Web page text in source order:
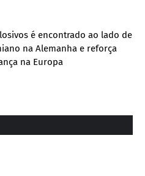
é encontrado ao lado de
na Alemanha e reforça
na Europa